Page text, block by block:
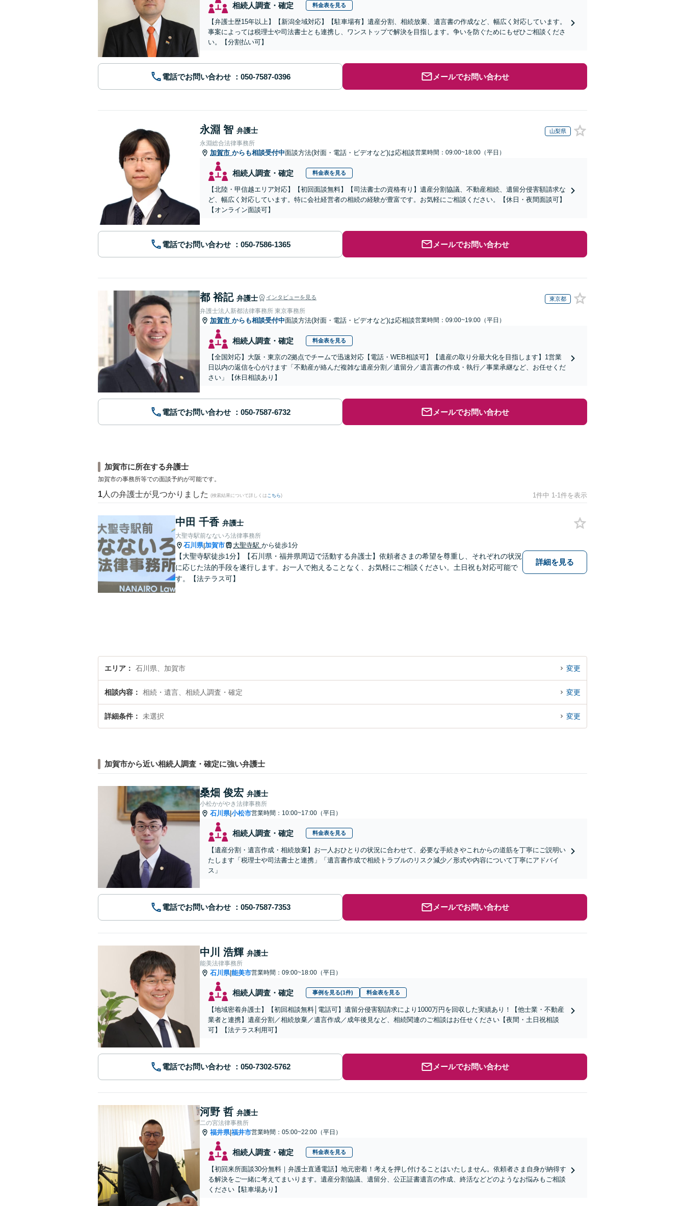
相続人調査・確定 料金表を見る
【弁護士歴15年以上】【新潟全域対応】【駐車場有】遺産分割、相続放棄、遺言書の作成など、幅広く対応しています。
事案によっては税理士や司法書士とも連携し、ワンストップで解決を目指します。争いを防ぐためにもぜひご相談くださ
い。【分割払い可】
電話でお問い合わせ メールでお問い合わせ
永淵 智 弁護士 山梨県
永淵総合法律事務所
加賀市 からも相談受付中面談方法(対面・電話・ビデオなど)は応相談営業時間：09:00~18:00（平日）
相続人調査・確定 料金表を見る
【北陸・甲信越エリア対応】【初回面談無料】【司法書士の資格有り】遺産分割協議、不動産相続、遺留分侵害額請求な
ど、幅広く対応しています。特に会社経営者の相続の経験が豊富です。お気軽にご相談ください。【休日・夜間面談可】
【オンライン面談可】
電話でお問い合わせ メールでお問い合わせ
都 裕記 弁護士 インタビューを見る 東京都
弁護士法人新都法律事務所 東京事務所
加賀市 からも相談受付中面談方法(対面・電話・ビデオなど)は応相談営業時間：09:00~19:00（平日）
相続人調査・確定 料金表を見る
【全国対応】大阪・東京の2拠点でチームで迅速対応【電話・WEB相談可】【遺産の取り分最大化を目指します】1営業
日以内の返信を心がけます「不動産が絡んだ複雑な遺産分割／遺留分／遺言書の作成・執行／事業承継など、お任せくだ
さい」【休日相談あり】
電話でお問い合わせ メールでお問い合わせ
加賀市に所在する弁護士
加賀市の事務所等での面談予約が可能です。
1 人の弁護士が見つかりました (検索結果について詳しくは こちら) 1件中 1-1件を表示
中田 千香 弁護士
大聖寺駅前なないろ法律事務所
石川県|加賀市 大聖寺駅 から徒歩1分
【大聖寺駅徒歩1分】【石川県・福井県周辺で活動する弁護士】依頼者さまの希望を尊重し、それぞれの状況
に応じた法的手段を遂行します。お一人で抱えることなく、お気軽にご相談ください。土日祝も対応可能で
す。【法テラス可】
詳細を見る
エリア 石川県、加賀市 変更
相談内容 相続・遺言、相続人調査・確定 変更
詳細条件 未選択 変更
加賀市から近い相続人調査・確定に強い弁護士
桑畑 俊宏 弁護士
小松かがやき法律事務所
石川県|小松市営業時間：10:00~17:00（平日）
相続人調査・確定 料金表を見る
【遺産分割・遺言作成・相続放棄】お一人おひとりの状況に合わせて、必要な手続きやこれからの道筋を丁寧にご説明い
たします「税理士や司法書士と連携」「遺言書作成で相続トラブルのリスク減少／形式や内容について丁寧にアドバイ
ス」
電話でお問い合わせ メールでお問い合わせ
中川 浩輝 弁護士
能美法律事務所
石川県|能美市営業時間：09:00~18:00（平日）
相続人調査・確定 事例を見る(1件) 料金表を見る
【地域密着弁護士】【初回相談無料│電話可】遺留分侵害額請求により1000万円を回収した実績あり！【他士業・不動産
業者と連携】遺産分割／相続放棄／遺言作成／成年後見など、相続関連のご相談はお任せください【夜間・土日祝相談
可】【法テラス利用可】
電話でお問い合わせ メールでお問い合わせ
河野 哲 弁護士
二の宮法律事務所
福井県|福井市営業時間：05:00~22:00（平日）
相続人調査・確定 料金表を見る
【初回来所面談30分無料｜弁護士直通電話】地元密着！考えを押し付けることはいたしません。依頼者さま自身が納得す
る解決をご一緒に考えてまいります。遺産分割協議、遺留分、公正証書遺言の作成、終活などどのようなお悩みもご相談
ください【駐車場あり】